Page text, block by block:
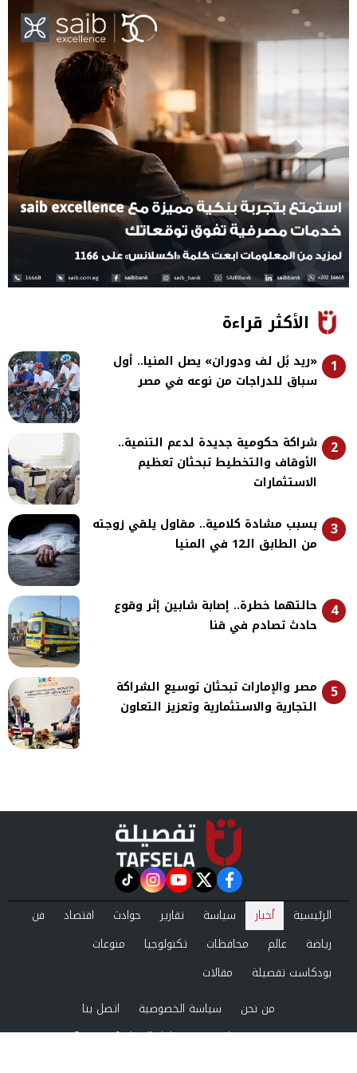
الأكثر قراءة
1
«ريد بُل لف ودوران» يصل المنيا.. أول
سباق للدراجات من نوعه في مصر
2
شراكة حكومية جديدة لدعم التنمية..
الأوقاف والتخطيط تبحثان تعظيم
الاستثمارات
3
بسبب مشادة كلامية.. مقاول يلقي زوجته
من الطابق الـ12 في المنيا
4
حالتهما خطرة.. إصابة شابين إثر وقوع
حادث تصادم في قنا
5
مصر والإمارات تبحثان توسيع الشراكة
التجارية والاستثمارية وتعزيز التعاون
facebook
twitter
youtube
instagram
tiktok
الرئيسية أخبار سياسة تقارير حوادث اقتصاد
فن
رياضة
عالم محافظات تكنولوجيا
منوعات
بودكاست تفصيلة
مقالات
من نحن
سياسة الخصوصية اتصل بنا
©2024 tafsela All Rights Reserved.